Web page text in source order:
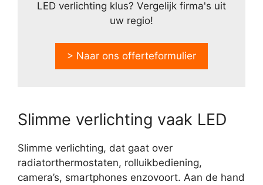
LED verlichting klus? Vergelijk firma's uit
uw regio!
> Naar ons offerteformulier
Slimme verlichting vaak LED
Slimme verlichting, dat gaat over
radiatorthermostaten, rolluikbediening,
camera’s, smartphones enzovoort. Aan de hand